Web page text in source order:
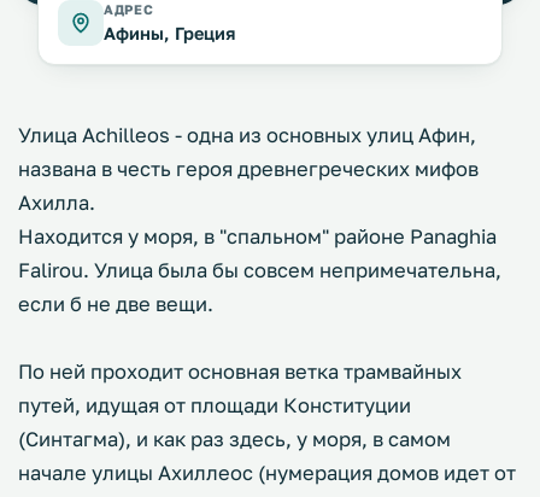
АДРЕС
Афины, Греция
Улица Achilleos - одна из основных улиц Афин,
названа в честь героя древнегреческих мифов
Ахилла.
Находится у моря, в "спальном" районе Panaghia
Falirou. Улица была бы совсем непримечательна,
если б не две вещи.
По ней проходит основная ветка трамвайных
путей, идущая от площади Конституции
(Синтагма), и как раз здесь, у моря, в самом
начале улицы Ахиллеос (нумерация домов идет от